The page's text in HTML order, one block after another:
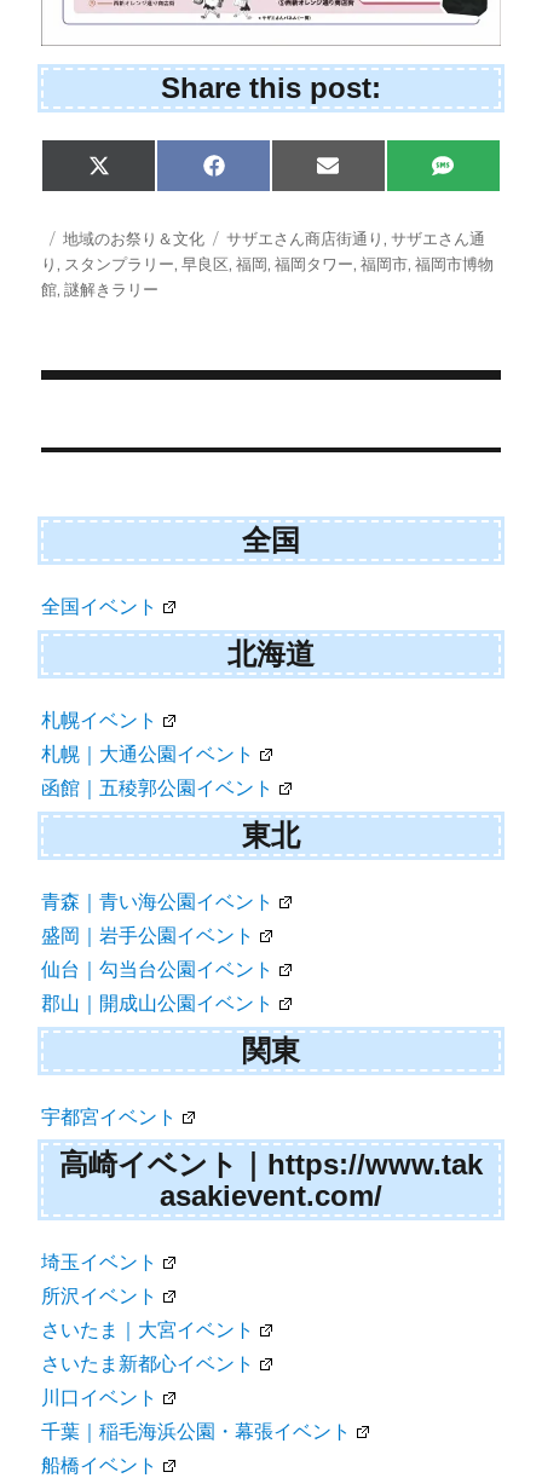
Share this post:
Share
on
X
(
w
i
t
t
Share
on
F
a
e
b
o
Share
on
E
m
i
l
Share
on
S
M
投
稿
日:
カ
テ
ゴ
地域のお祭り＆文化
タ
グ
サザエさん商店街通り ,サザエさん通
り , スタンプラリー,早良区,福岡,福岡タワー,福岡市,福岡市博物
館,謎解きラリー
稿
ナ
ビ
ゲ
ー
シ
ョ
ン
全国
全国イベント
北海道
札幌イベント
札幌｜大通公園イベント
函館｜五稜郭公園イベント
東北
青森｜青い海公園イベント
盛岡｜岩手公園イベント
仙台｜勾当台公園イベント
郡山｜開成山公園イベント
関東
宇都宮イベント
高崎イベント｜https://www.tak
asakievent.com/
埼玉イベント
所沢イベント
さいたま｜大宮イベント
さいたま新都心イベント
川口イベント
千葉｜稲毛海浜公園・幕張イベント
船橋イベント